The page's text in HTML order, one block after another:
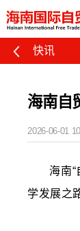
快讯
海南自
2026-06-01
海南
学发展之